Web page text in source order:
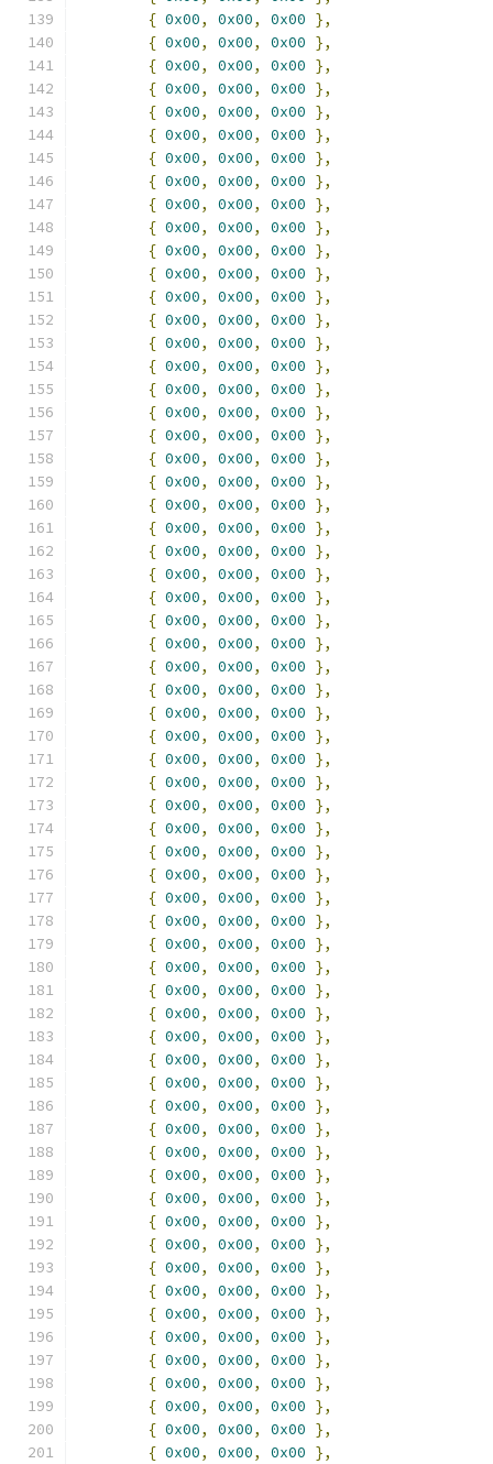
{ 0x00, 0x00, 0x00 },
{ 0x00, 0x00, 0x00 },
{ 0x00, 0x00, 0x00 },
{ 0x00, 0x00, 0x00 },
{ 0x00, 0x00, 0x00 },
{ 0x00, 0x00, 0x00 },
{ 0x00, 0x00, 0x00 },
{ 0x00, 0x00, 0x00 },
{ 0x00, 0x00, 0x00 },
{ 0x00, 0x00, 0x00 },
{ 0x00, 0x00, 0x00 },
{ 0x00, 0x00, 0x00 },
{ 0x00, 0x00, 0x00 },
{ 0x00, 0x00, 0x00 },
{ 0x00, 0x00, 0x00 },
{ 0x00, 0x00, 0x00 },
{ 0x00, 0x00, 0x00 },
{ 0x00, 0x00, 0x00 },
{ 0x00, 0x00, 0x00 },
{ 0x00, 0x00, 0x00 },
{ 0x00, 0x00, 0x00 },
{ 0x00, 0x00, 0x00 },
{ 0x00, 0x00, 0x00 },
{ 0x00, 0x00, 0x00 },
{ 0x00, 0x00, 0x00 },
{ 0x00, 0x00, 0x00 },
{ 0x00, 0x00, 0x00 },
{ 0x00, 0x00, 0x00 },
{ 0x00, 0x00, 0x00 },
{ 0x00, 0x00, 0x00 },
{ 0x00, 0x00, 0x00 },
{ 0x00, 0x00, 0x00 },
{ 0x00, 0x00, 0x00 },
{ 0x00, 0x00, 0x00 },
{ 0x00, 0x00, 0x00 },
{ 0x00, 0x00, 0x00 },
{ 0x00, 0x00, 0x00 },
{ 0x00, 0x00, 0x00 },
{ 0x00, 0x00, 0x00 },
{ 0x00, 0x00, 0x00 },
{ 0x00, 0x00, 0x00 },
{ 0x00, 0x00, 0x00 },
{ 0x00, 0x00, 0x00 },
{ 0x00, 0x00, 0x00 },
{ 0x00, 0x00, 0x00 },
{ 0x00, 0x00, 0x00 },
{ 0x00, 0x00, 0x00 },
{ 0x00, 0x00, 0x00 },
{ 0x00, 0x00, 0x00 },
{ 0x00, 0x00, 0x00 },
{ 0x00, 0x00, 0x00 },
{ 0x00, 0x00, 0x00 },
{ 0x00, 0x00, 0x00 },
{ 0x00, 0x00, 0x00 },
{ 0x00, 0x00, 0x00 },
{ 0x00, 0x00, 0x00 },
{ 0x00, 0x00, 0x00 },
{ 0x00, 0x00, 0x00 },
{ 0x00, 0x00, 0x00 },
{ 0x00, 0x00, 0x00 },
{ 0x00, 0x00, 0x00 },
{ 0x00, 0x00, 0x00 },
{ 0x00, 0x00, 0x00 },